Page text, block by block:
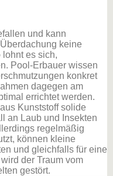
und kann
keine
lohnt es sich,
Pool-Erbauer wissen
konkret
dagegen am
errichtet werden.
Kunststoff solide
an Laub und Insekten
regelmäßig
können kleine
und gleichfalls für eine
der Traum vom
gestört.